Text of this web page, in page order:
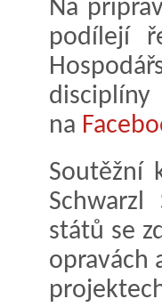
Na
podílejí
disciplíny
na
Soutěžní
Schwarzl
států se
opravách